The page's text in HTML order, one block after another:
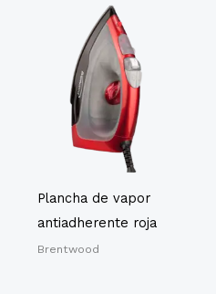
Plancha de vapor
antiadherente roja
Brentwood